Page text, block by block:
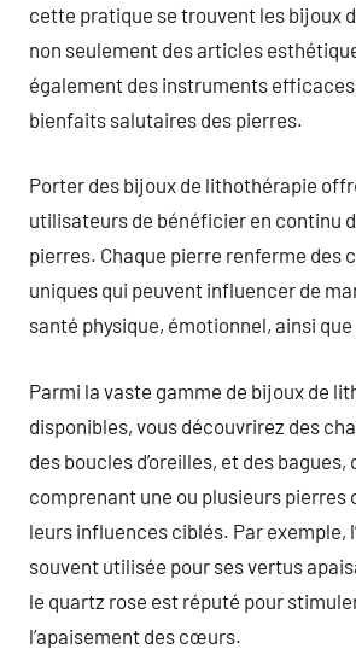
cette pratique se trouvent les bijoux
non seulement des articles
également des instruments
bienfaits salutaires des pierres.
Porter des bijoux de lithothérapie
utilisateurs de bénéficier en continu
pierres. Chaque pierre renferme des
uniques qui peuvent influencer de
santé physique, émotionnel, ainsi
Parmi la vaste gamme de bijoux de
disponibles, vous découvrirez des
des boucles d’oreilles, et des bagues,
comprenant une ou plusieurs pierres
leurs influences ciblés. Par exemple,
souvent utilisée pour ses vertus
le quartz rose est réputé pour
l’apaisement des cœurs.